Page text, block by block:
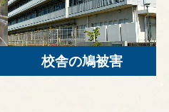
校舎の鳩被害